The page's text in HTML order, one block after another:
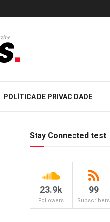
POLÍTICA DE PRIVACIDADE
Stay Connected test
23.9k
Followers
99
Subscribers